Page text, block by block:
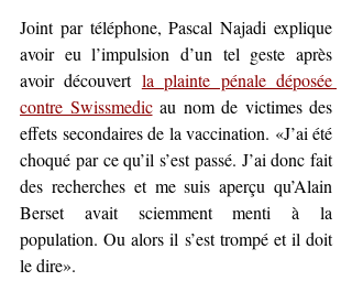
Joint par téléphone, Pascal Najadi explique
avoir eu l’impulsion d’un tel geste après
avoir découvert la plainte pénale déposée
contre Swissmedic au nom de victimes des
effets secondaires de la vaccination. «J’ai été
choqué par ce qu’il s’est passé. J’ai donc fait
des recherches et me suis aperçu qu’Alain
Berset avait sciemment menti à la
population. Ou alors il s’est trompé et il doit
le dire».